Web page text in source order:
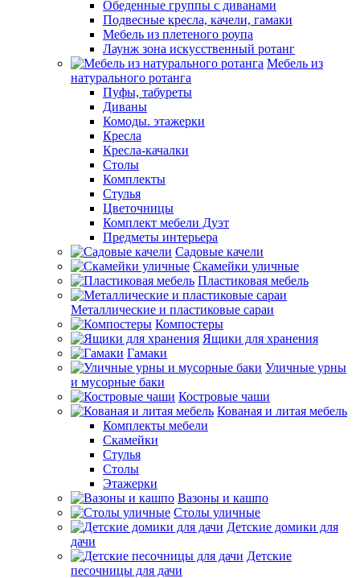
Обеденные группы с диванами
Подвесные кресла, качели, гамаки
Мебель из плетеного роупа
Лаунж зона искусственный ротанг
Мебель из
натурального ротанга
Пуфы, табуреты
Диваны
Комоды. этажерки
Кресла
Кресла-качалки
Столы
Комплекты
Стулья
Цветочницы
Комплект мебели Дуэт
Предметы интерьера
Садовые качели
Скамейки уличные
Пластиковая мебель
Металлические и пластиковые сараи
Компостеры
Ящики для хранения
Гамаки
Уличные урны
и мусорные баки
Костровые чаши
Кованая и литая мебель
Комплекты мебели
Скамейки
Стулья
Столы
Этажерки
Вазоны и кашпо
Столы уличные
Детские домики для
дачи
Детские
песочницы для дачи